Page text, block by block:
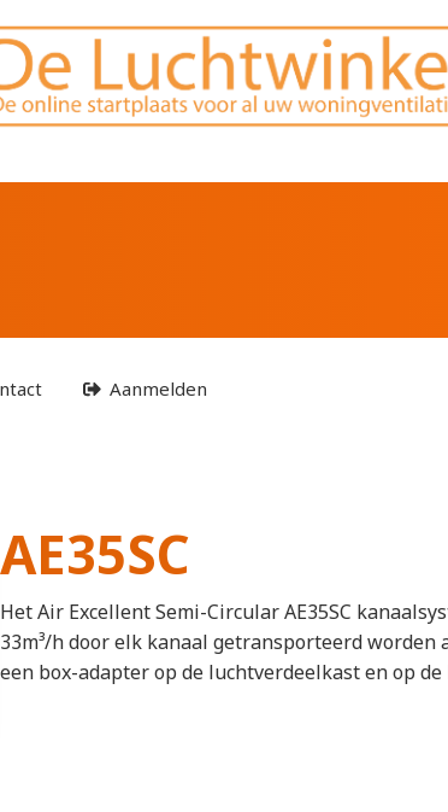
Aanmelden
AE35SC
Het Air Excellent Semi-Circular AE35SC
33m³/h door elk kanaal getransporteerd
een box-adapter op de luchtverdeelkast en op